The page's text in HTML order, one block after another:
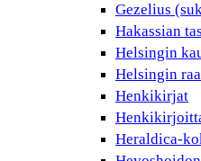
Gezelius
Hakassian
Helsingin
Helsingin
Henkikirjat
Heraldica-